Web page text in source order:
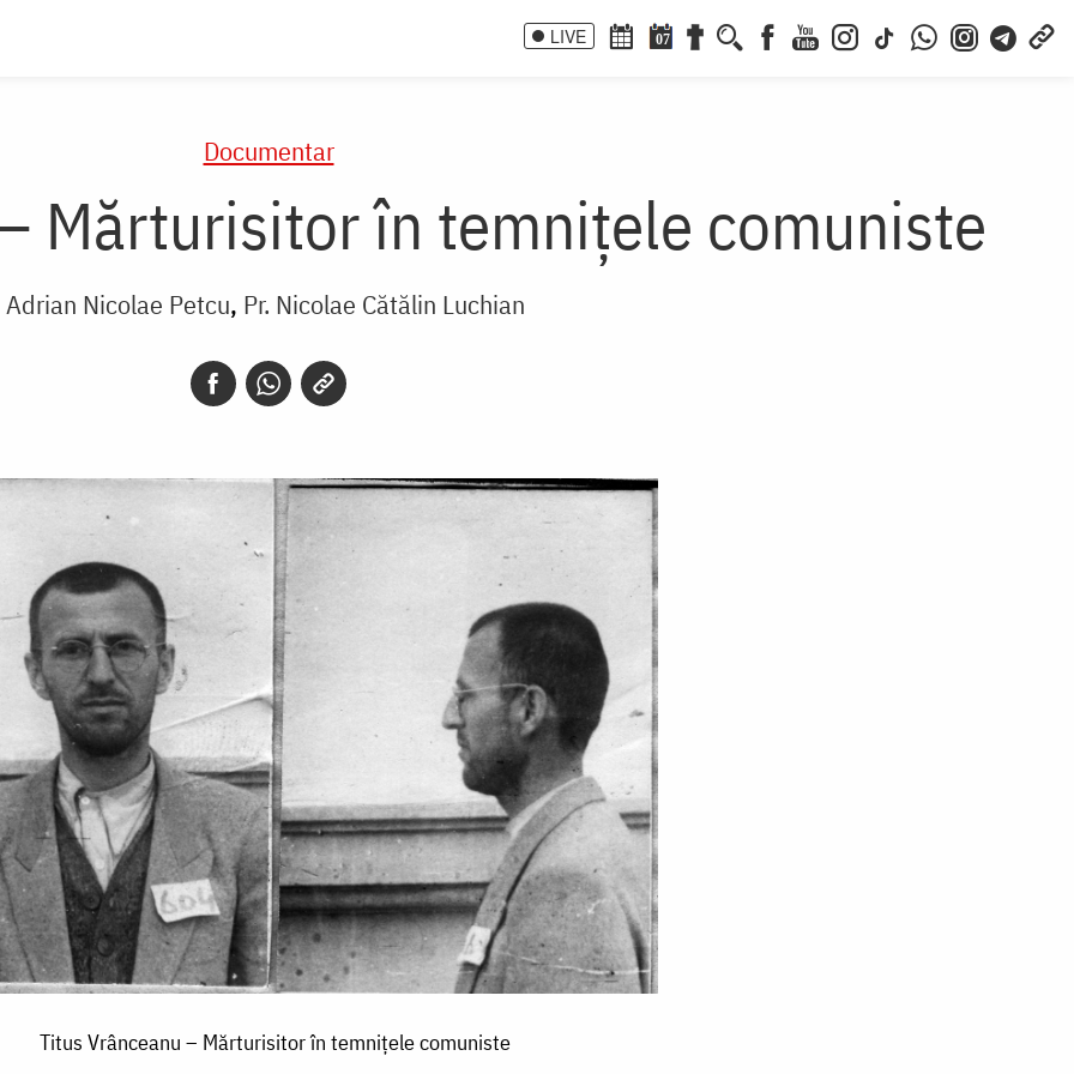
LIVE 07
Documentar
Mărturisitor în temnițele comuniste
Adrian Nicolae Petcu Pr. Nicolae Cătălin Luchian
Titus Vrânceanu – Mărturisitor în temnițele comuniste